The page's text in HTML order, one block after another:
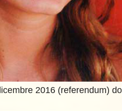
2016 (referendum)